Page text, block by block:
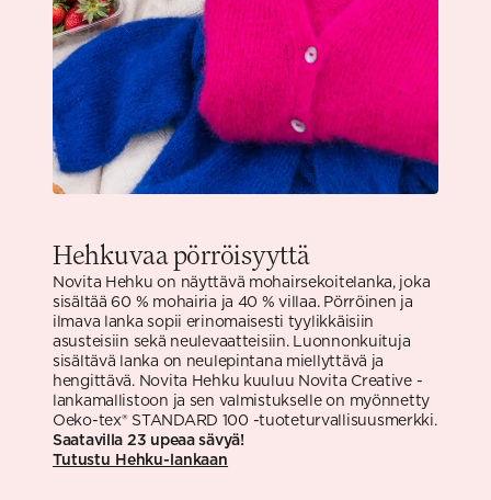
Hehkuvaa pörröisyyttä
Novita Hehku on näyttävä mohairsekoitelanka, joka
sisältää 60 % mohairia ja 40 % villaa. Pörröinen ja
ilmava lanka sopii erinomaisesti tyylikkäisiin
asusteisiin sekä neulevaatteisiin. Luonnonkuituja
sisältävä lanka on neulepintana miellyttävä ja
hengittävä. Novita Hehku kuuluu Novita Creative -
lankamallistoon ja sen valmistukselle on myönnetty
Oeko-tex® STANDARD 100 -tuoteturvallisuusmerkki.
Saatavilla 23 upeaa sävyä!
Tutustu Hehku-lankaan